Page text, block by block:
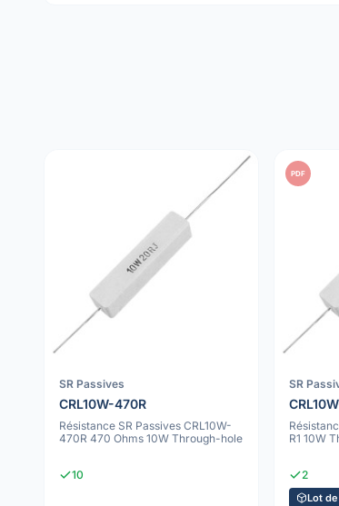
SR Passives
CRL10W-470R
Résistance SR Passives CRL10W-
470R 470 Ohms 10W Through-hole
10
PDF
SR
R1 10W
2
Lot